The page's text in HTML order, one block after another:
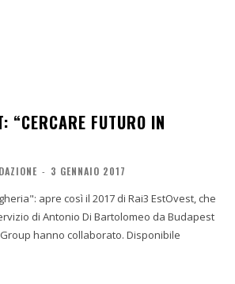
“CERCARE FUTURO IN
- 3 GENNAIO 2017
apre così il 2017 di Rai3 EstOvest, che
di Antonio Di Bartolomeo da Budapest
Group hanno collaborato. Disponibile